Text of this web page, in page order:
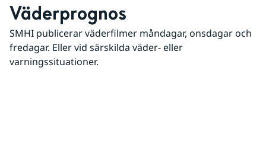
Väderprognos
SMHI publicerar väderfilmer måndagar, onsdagar och
fredagar. Eller vid särskilda väder- eller
varningssituationer.